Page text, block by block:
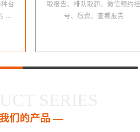
台
…
取报告、排队取药、微信预约挂
号、缴费、查看报告
们的产品 —